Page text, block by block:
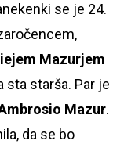
se je 24.
Mazurjem
sta starša. Par je
Mazur.
da se bo